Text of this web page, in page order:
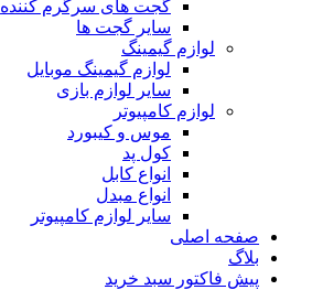
گجت های سرگرم کننده
سایر گجت ها
لوازم گیمینگ
لوازم گیمینگ موبایل
سایر لوازم بازی
لوازم کامپیوتر
موس و کیبورد
کول پد
انواع کابل
انواع مبدل
سایر لوازم کامپیوتر
صفحه اصلی
بلاگ
پیش فاکتور سبد خرید